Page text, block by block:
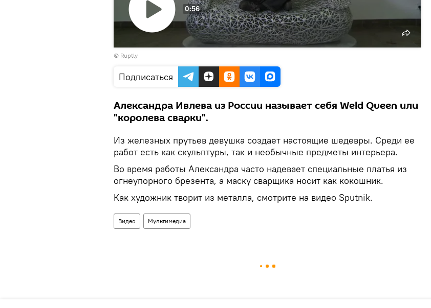
Воспроизвести
0:56
© Ruptly
Подписаться
Александра Ивлева из России называет себя Weld Queen или
"королева сварки".
Из железных прутьев девушка создает настоящие шедевры. Среди ее
работ есть как скульптуры, так и необычные предметы интерьера.
Во время работы Александра часто надевает специальные платья из
огнеупорного брезента, а маску сварщика носит как кокошник.
Как художник творит из металла, смотрите на видео Sputnik.
Видео Мультимедиа